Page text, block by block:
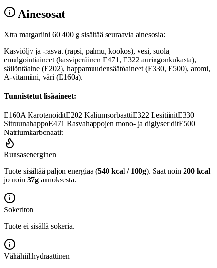
Ainesosat
Xtra margariini 60 400 g sisältää seuraavia ainesosia:
Kasviöljy ja -rasvat (rapsi, palmu, kookos), vesi, suola,
emulgointiaineet (kasviperäinen E471, E322 auringonkukasta),
säilöntäaine (E202), happamuudensäätöaineet (E330, E500), aromi,
A-vitamiini, väri (E160a).
Tunnistetut lisäaineet:
E160A KarotenoiditE202 KaliumsorbaattiE322 LesitiinitE330
SitruunahappoE471 Rasvahappojen mono- ja diglyseriditE500
Natriumkarbonaatit
Runsasenerginen
Tuote sisältää paljon energiaa (540 kcal / 100g). Saat noin 200 kcal
jo noin 37g annoksesta.
Sokeriton
Tuote ei sisällä sokeria.
Vähähiilihydraattinen